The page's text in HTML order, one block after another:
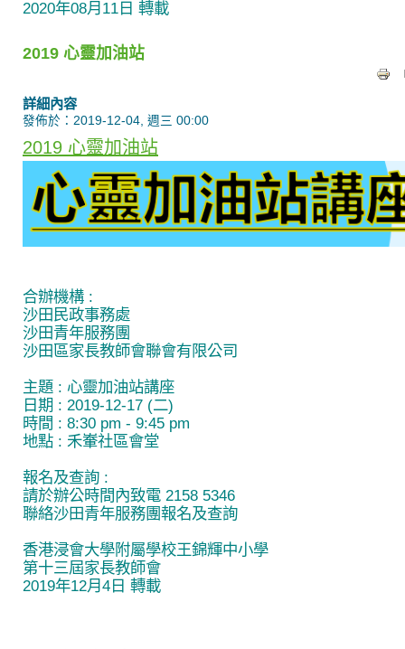
2020年08月11日 轉載
2019 心靈加油站
詳細內容
發佈於：2019-12-04, 週三 00:00
2019 心靈加油站
合辦機構 :
沙田民政事務處
沙田青年服務團
沙田區家長教師會聯會有限公司
主題 : 心靈加油站講座
日期 : 2019-12-17 (二)
時間 : 8:30 pm - 9:45 pm
地點 : 禾輋社區會堂
報名及查詢 :
請於辦公時間內致電 2158 5346
聯絡沙田青年服務團報名及查詢
香港浸會大學附屬學校王錦輝中小學
第十三屆家長教師會
2019年12月4日 轉載